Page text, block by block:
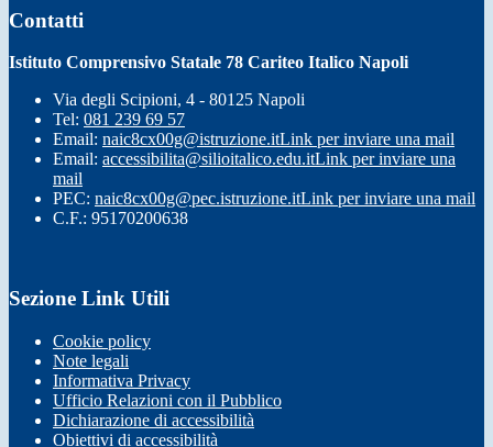
Contatti
Istituto Comprensivo Statale 78 Cariteo Italico Napoli
Via degli Scipioni, 4 - 80125 Napoli
Tel: 081 239 69 57
Email: naic8cx00g@istruzione.itLink per inviare una mail
Email: accessibilita@silioitalico.edu.itLink per inviare una
mail
PEC: naic8cx00g@pec.istruzione.itLink per inviare una mail
C.F.: 95170200638
Sezione Link Utili
Cookie policy
Note legali
Informativa Privacy
Ufficio Relazioni con il Pubblico
Dichiarazione di accessibilità
Obiettivi di accessibilità